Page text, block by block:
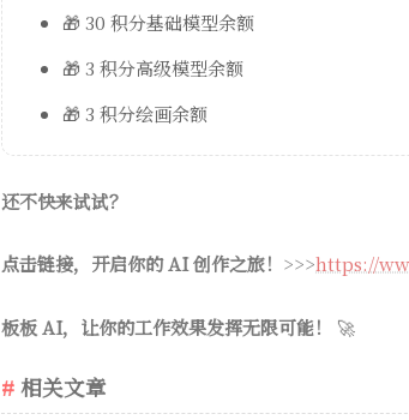
🎁 30 积分基础模型余额
🎁 3 积分高级模型余额
🎁 3 积分绘画余额
还不快来试试？
点击链接，开启你的 AI 创作之旅！ >>>https://
板板 AI，让你的工作效果发挥无限可能！ 🚀
相关文章